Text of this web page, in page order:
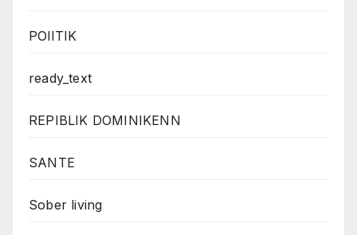
POlITIK
ready_text
REPIBLIK DOMINIKENN
SANTE
Sober living